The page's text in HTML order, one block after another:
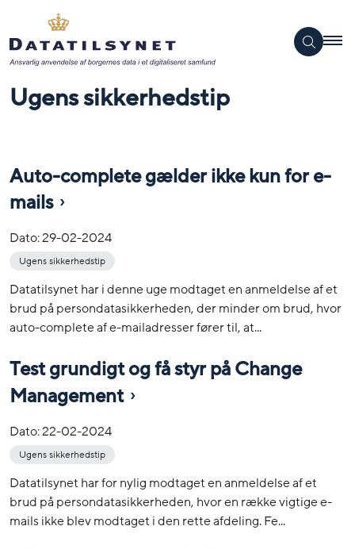
Ugens sikkerhedstip
Auto-complete gælder ikke kun for e-
mails
Dato:29-02-2024
Ugens sikkerhedstip
Datatilsynet har i denne uge modtaget en anmeldelse af et
brud på persondatasikkerheden, der minder om brud, hvor
auto-complete af e-mailadresser fører til, at...
Test grundigt og få styr på Change
Management
Dato:22-02-2024
Ugens sikkerhedstip
Datatilsynet har for nylig modtaget en anmeldelse af et
brud på persondatasikkerheden, hvor en række vigtige e-
mails ikke blev modtaget i den rette afdeling. Fe...